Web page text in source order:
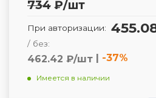
734 ₽/шт
При авторизации:
/ без:
462.42 ₽/шт | -37%
Имеется в наличии